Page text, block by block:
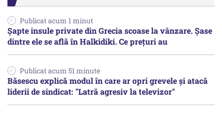
Publicat acum 1 minut
Șapte insule private din Grecia scoase la vânzare. Șase
dintre ele se află în Halkidiki. Ce prețuri au
Publicat acum 51 minute
Băsescu explică modul în care ar opri grevele și atacă
liderii de sindicat: "Latră agresiv la televizor"